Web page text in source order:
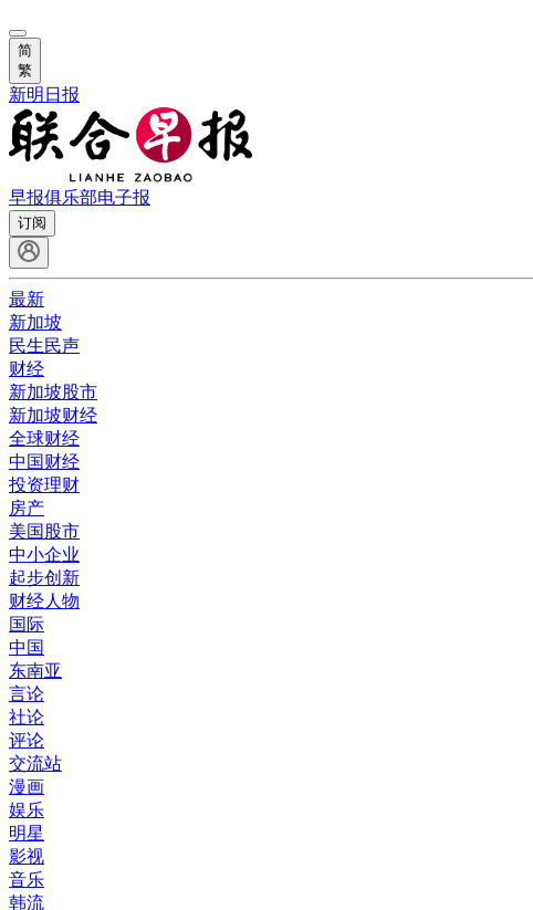
简
繁
新明日报
早报俱乐部电子报
订阅
最新
新加坡
民生民声
财经
新加坡股市
新加坡财经
全球财经
中国财经
投资理财
房产
美国股市
中小企业
起步创新
财经人物
国际
中国
东南亚
言论
社论
评论
交流站
漫画
娱乐
明星
影视
音乐
韩流